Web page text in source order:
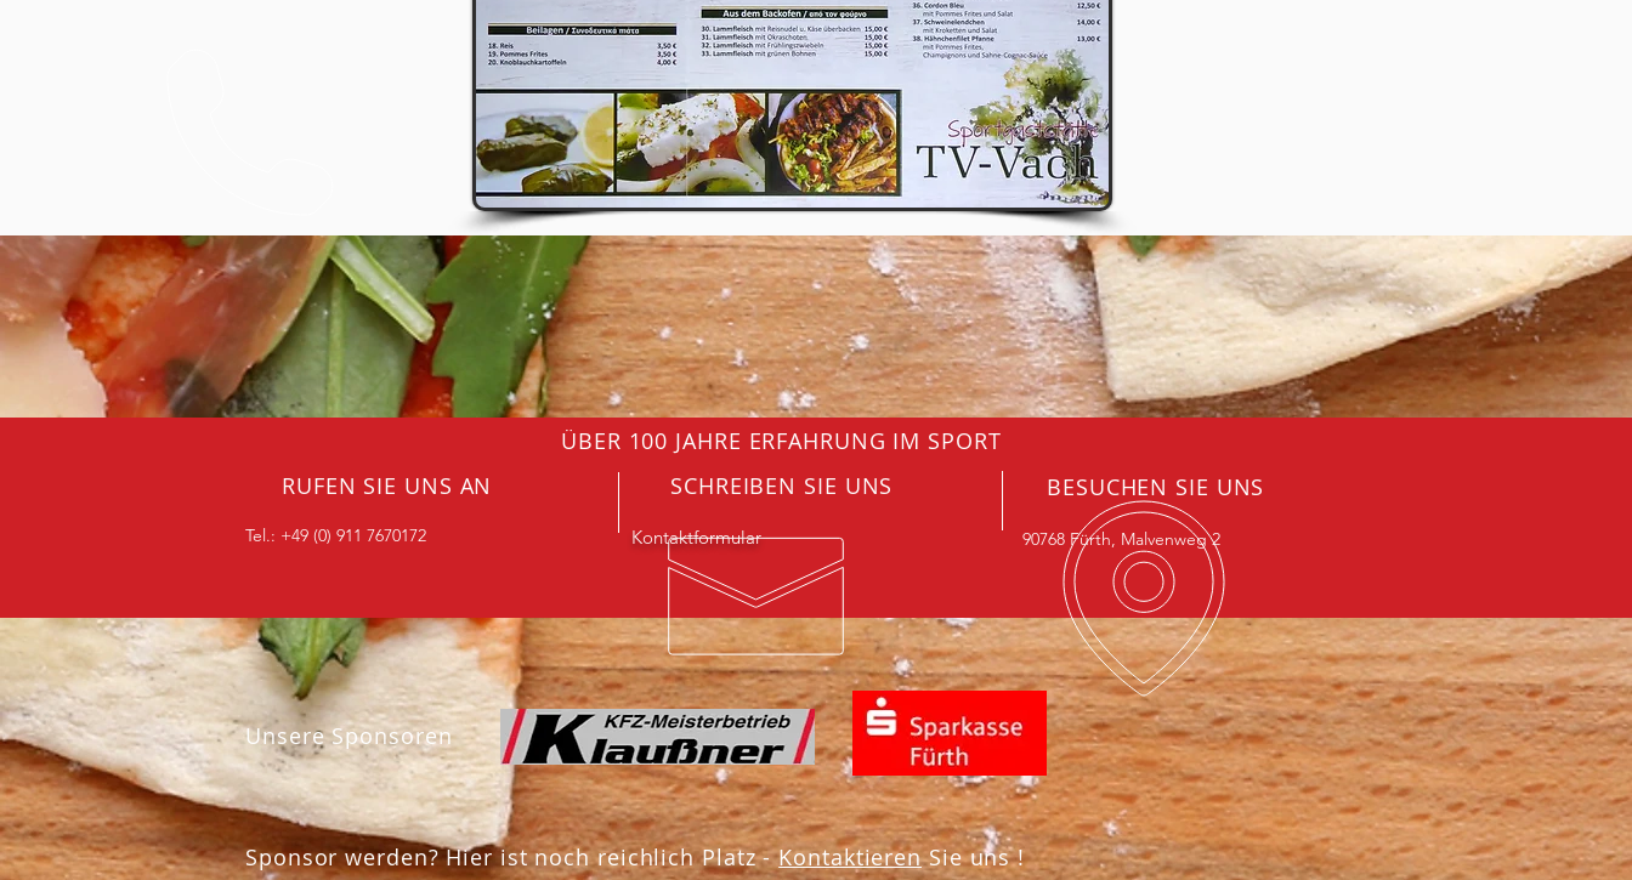
ÜBER 100 JAHRE ERFAHRUNG IM SPORT
RUFEN SIE UNS AN
Tel.: +49 (0) 911 7670172
SCHREIBEN SIE UNS
Kontaktformular
BESUCHEN SIE UNS
90768 Fürth, Malvenweg 2
Unsere Sponsoren
Sponsor werden? Hier ist noch reichlich Platz -KontaktierenSie uns !